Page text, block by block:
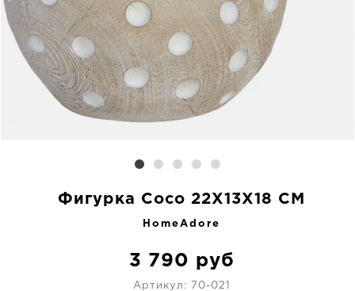
Фигурка Coco 22X13X18 CM
HomeAdore
3 790 руб
Артикул: 70-021